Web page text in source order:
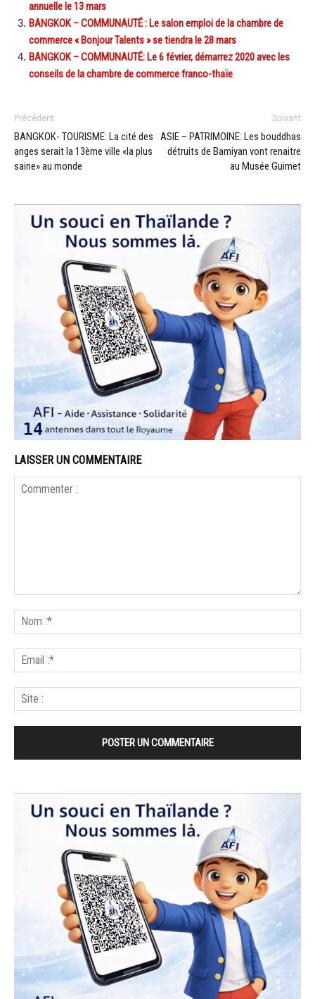
annuelle le 13 mars
BANGKOK – COMMUNAUTÉ : Le salon emploi de la chambre de
commerce « Bonjour Talents » se tiendra le 28 mars
BANGKOK – COMMUNAUTÉ: Le 6 février, démarrez 2020 avec les
conseils de la chambre de commerce franco-thaïe
Précédent
BANGKOK- TOURISME: La cité des
anges serait la 13ème ville «la plus
saine» au monde
Suivant
ASIE – PATRIMOINE: Les bouddhas
détruits de Bamiyan vont renaitre
au Musée Guimet
LAISSER UN COMMENTAIRE